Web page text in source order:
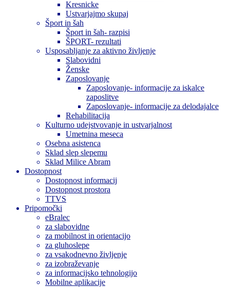
Kresnicke
Ustvarjajmo skupaj
Šport in šah
Šport in šah- razpisi
ŠPORT- rezultati
Usposabljanje za aktivno življenje
Slabovidni
Ženske
Zaposlovanje
Zaposlovanje- informacije za iskalce
zaposlitve
Zaposlovanje- informacije za delodajalce
Rehabilitacija
Kulturno udejstvovanje in ustvarjalnost
Umetnina meseca
Osebna asistenca
Sklad slep slepemu
Sklad Milice Abram
Dostopnost
Dostopnost informacij
Dostopnost prostora
TTVS
Pripomočki
eBralec
za slabovidne
za mobilnost in orientacijo
za gluhoslepe
za vsakodnevno življenje
za izobraževanje
za informacijsko tehnologijo
Mobilne aplikacije